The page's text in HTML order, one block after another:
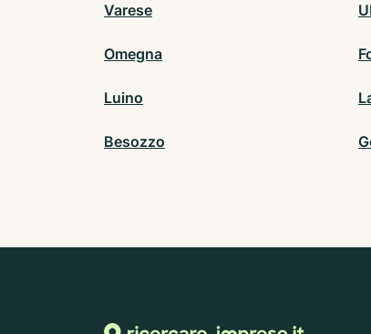
Varese
Omegna
Luino
Besozzo